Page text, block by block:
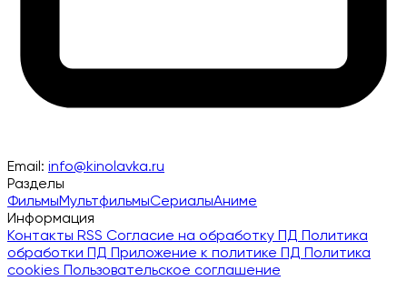
Email: info@kinolavka.ru
Разделы
ФильмыМультфильмыСериалыАниме
Информация
Контакты RSS Согласие на обработку ПД Политика
обработки ПД Приложение к политике ПД Политика
cookies Пользовательское соглашение